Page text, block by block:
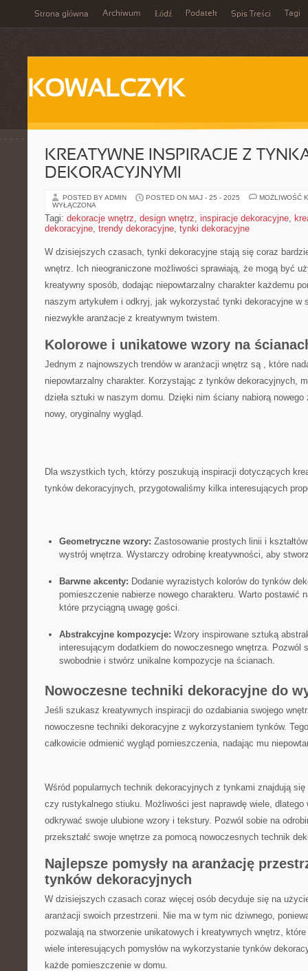
Strona główna Archiwum Łódź Podatek Spis Treści Tagi
KOWALCZYK
KREATYWNE INSPIRACJE Z
DEKORACYJNYMI
POSTED BY ADMIN POSTED ON MAJ - 25 - 2025
MOŻLIWOŚĆ
WYŁĄCZONA
Tagi: dekoracje wnętrz, design wnętrz, inspiracje dekoracyjne,
dekoracyjne, trendy dekoracyjne, tynki dekoracyjne
W⁢ dzisiejszych czasach, tynki dekoracyjne stają się coraz
wnętrz. Ich nieograniczone możliwości sprawiają, że mogą być
kreatywny sposób, dodając ​niepowtarzalny charakter każdemu
naszym artykułem i odkryj, jak wykorzystać ⁢tynki⁢ dekoracyjne w
niezwykłe aranżacje z kreatywnym twistem.
Kolorowe⁣ i unikatowe wzory na⁣
Jednym z najnowszych trendów w aranżacji wnętrz są , które
niepowtarzalny charakter. Korzystając z tynków dekoracyjnych,
dzieła sztuki ⁤w naszym domu. Dzięki nim ściany nabiorą
nowy, oryginalny wygląd.
Dla wszystkich tych, którzy poszukują inspiracji dotyczących
tynków dekoracyjnych, przygotowaliśmy kilka interesujących
Geometryczne⁣ wzory: Zastosowanie prostych linii ‌i
wystrój wnętrza. Wystarczy odrobinę kreatywności, aby
Barwne akcenty: Dodanie wyrazistych kolorów do ​tynków
pomieszczenie nabierze nowego charakteru. Warto postawić
‍które przyciągną uwagę gości.
Abstrakcyjne kompozycje: Wzory inspirowane sztuką
interesującym dodatkiem‌ do nowoczesnego wnętrza. Pozwól
swobodnie i stwórz unikalne kompozycje na ścianach.
Nowoczesne techniki dekoracyjne do
Jeśli szukasz kreatywnych inspiracji do ozdabiania swojego
nowoczesne techniki dekoracyjne z wykorzystaniem⁣ tynków.
całkowicie odmienić wygląd pomieszczenia, nadając mu
Wśród popularnych technik dekoracyjnych z tynkami znajdują
czy rustykalnego stiuku. Możliwości jest naprawdę wiele, dlatego
odkrywać swoje ‍ulubione ⁣wzory i tekstury. Pozwól ⁤sobie na
przekształć swoje wnętrze za pomocą nowoczesnych technik
Najlepsze pomysły na aranżację
tynków dekoracyjnych
W⁤ dzisiejszych czasach coraz więcej osób decyduje się na
aranżacji swoich przestrzeni. Nie ma w tym nic dziwnego,
⁤pozwalają na stworzenie unikatowych ​i kreatywnych wnętrz,
wiele‌ interesujących pomysłów na​ wykorzystanie tynków
każde pomieszczenie w domu.